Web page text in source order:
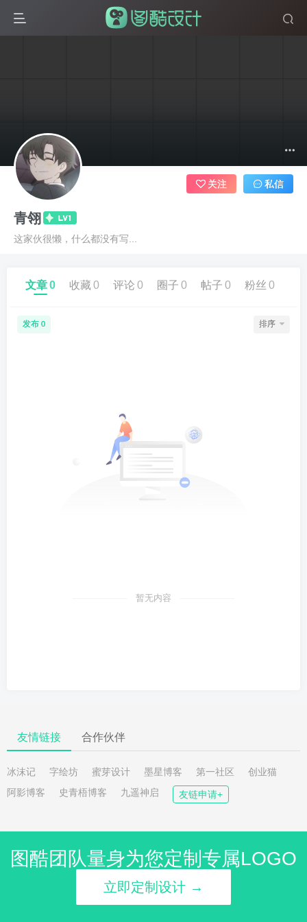
青翎
这家伙很懒，什么都没有写...
关注 私信
文章0 收藏 0 评论 0 圈子 0 帖子 0 粉丝 0
发布 0 排序
暂无内容
友情链接 合作伙伴
冰沫记 字绘坊 蜜芽设计 墨星博客 第一社区
创业猫
阿影博客
史青梧博客 九遥神启 友链申请+
图酷团队量身为您定制专属LOGO
立即定制设计 →